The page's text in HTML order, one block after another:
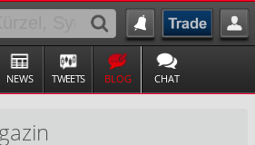
NEWS TWEETS BLOG CHAT